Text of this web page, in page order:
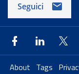
Seguici
About Tags